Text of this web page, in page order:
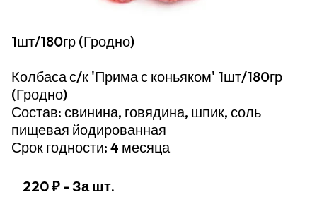
1шт/180гр (Гродно)
Колбаса с/к 'Прима с коньяком' 1шт/180гр
(Гродно)
Состав: свинина, говядина, шпик, соль
пищевая йодированная
Срок годности: 4 месяца
220 ₽ - За шт.